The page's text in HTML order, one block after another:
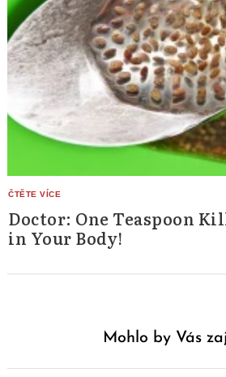
Doctor: One Teaspoon
in Your Body!
Mohlo by Vás